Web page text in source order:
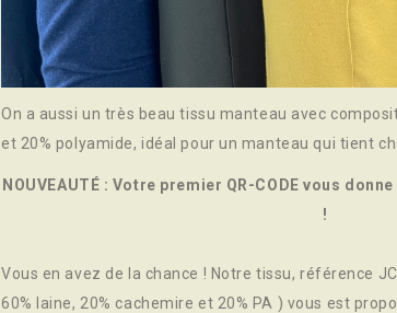
On a aussi un très beau tissu manteau avec
et 20% polyamide, idéal pour un manteau qui tient
NOUVEAUTÉ : Votre premier QR-CODE vous
!
Vous en avez de la chance ! Notre tissu, référence
60% laine, 20% cachemire et 20% PA ) vous est